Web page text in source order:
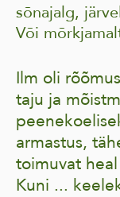
sõnajalg,
Või
Ilm oli
taju ja
armastus,
toimuvat
Kuni ...